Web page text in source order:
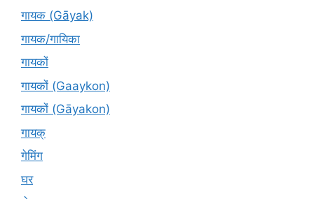
गायक (Gāyak)
गायक/गायिका
गायकों
गायकों (Gaaykon)
गायकों (Gāyakon)
गायक्
गेमिंग
घर